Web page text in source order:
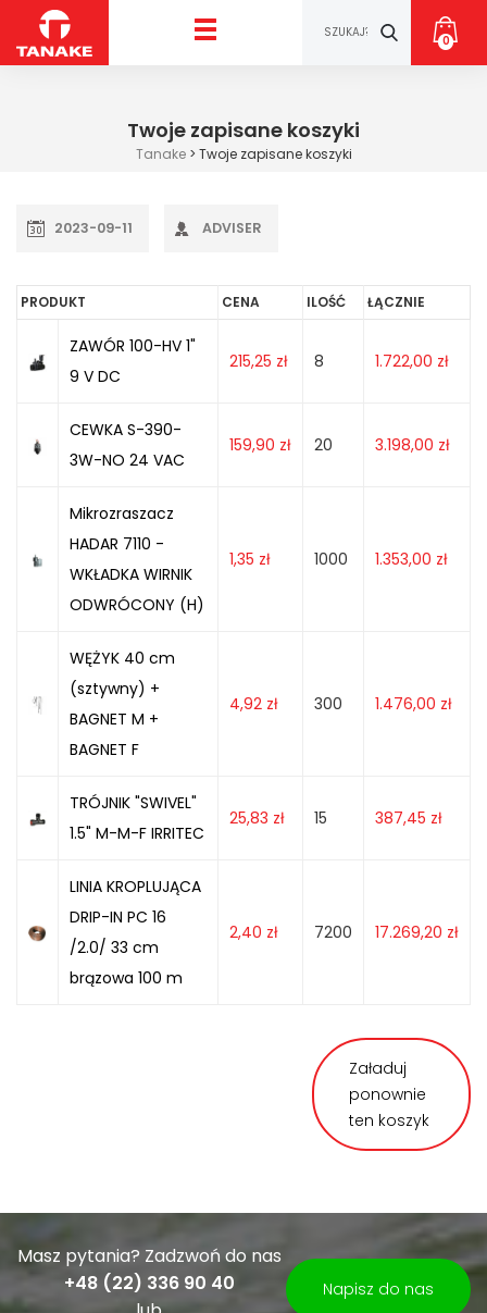
0
Twoje zapisane koszyki
Tanake> Twoje zapisane koszyki
2023-09-11 ADVISER
PRODUKT CENA ILOŚĆ ŁĄCZNIE
ZAWÓR 100-HV 1"
9 V DC
215,25 zł 8 1.722,00 zł
CEWKA S-390-
3W-NO 24 VAC
159,90 zł 20 3.198,00 zł
Mikrozraszacz
HADAR 7110 -
WKŁADKA WIRNIK
ODWRÓCONY (H)
1,35 zł 1000 1.353,00 zł
WĘŻYK 40 cm
(sztywny) +
BAGNET M +
BAGNET F
4,92 zł 300 1.476,00 zł
TRÓJNIK "SWIVEL"
1.5" M-M-F IRRITEC
25,83 zł 15 387,45 zł
LINIA KROPLUJĄCA
DRIP-IN PC 16
/2.0/ 33 cm
brązowa 100 m
2,40 zł 7200 17.269,20 zł
Załaduj
ponownie
ten koszyk
Masz pytania? Zadzwoń do nas
+48 (22) 336 90 40
Napisz do nas